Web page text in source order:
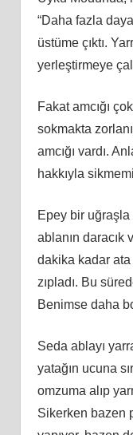
“Daha fazla
üstüme çıktı.
yerleştirmeye
Fakat amcığı
sokmakta
amcığı vardı.
hakkıyla
Epey bir
ablanın daracık
dakika kadar ata
zıpladı. Bu
Benimse daha
Seda ablayı
yatağın ucuna
omzuma alıp
Sikerken bazen